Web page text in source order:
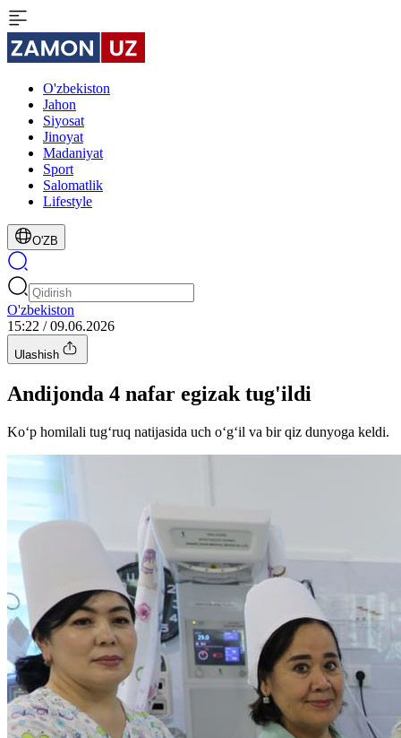
O'zbekiston
Jahon
Siyosat
Jinoyat
Madaniyat
Sport
Salomatlik
Lifestyle
O'ZB
O'zbekiston
15:22 / 09.06.2026
Ulashish
Andijonda 4 nafar egizak tug'ildi
Ko‘p homilali tug‘ruq natijasida uch o‘g‘il va bir qiz dunyoga keldi.